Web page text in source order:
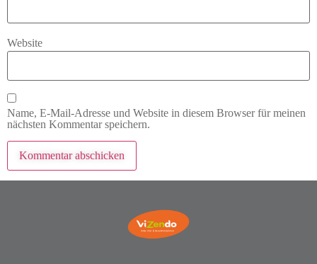
Website
Name, E-Mail-Adresse und Website in diesem Browser für meinen
nächsten Kommentar speichern.